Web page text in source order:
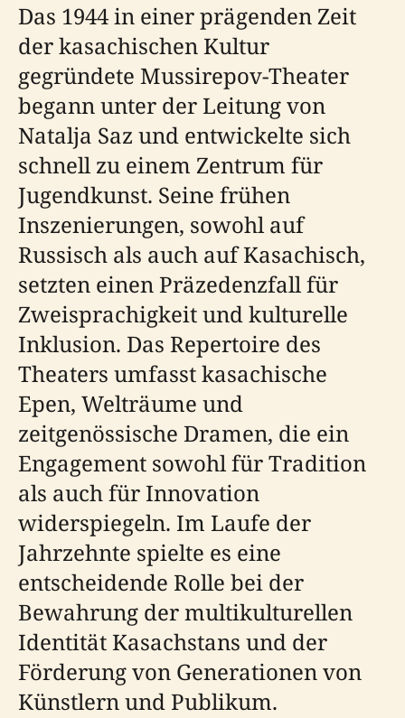
Das 1944 in einer prägenden Zeit
der kasachischen Kultur
gegründete Mussirepov-Theater
begann unter der Leitung von
Natalja Saz und entwickelte sich
schnell zu einem Zentrum für
Jugendkunst. Seine frühen
Inszenierungen, sowohl auf
Russisch als auch auf Kasachisch,
setzten einen Präzedenzfall für
Zweisprachigkeit und kulturelle
Inklusion. Das Repertoire des
Theaters umfasst kasachische
Epen, Welträume und
zeitgenössische Dramen, die ein
Engagement sowohl für Tradition
als auch für Innovation
widerspiegeln. Im Laufe der
Jahrzehnte spielte es eine
entscheidende Rolle bei der
Bewahrung der multikulturellen
Identität Kasachstans und der
Förderung von Generationen von
Künstlern und Publikum.